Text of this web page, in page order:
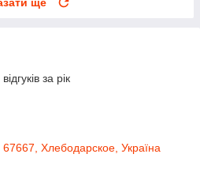
ще
за рік
Хлебодарское, Україна